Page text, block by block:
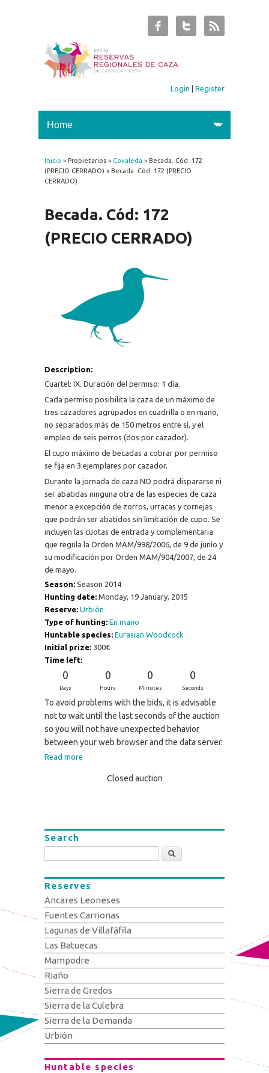
Login |Register
You are here
Inicio » Propietarios » Covaleda » Becada. Cód: 172
(PRECIO CERRADO) » Becada. Cód: 172 (PRECIO
CERRADO)
Becada. Cód: 172
(PRECIO CERRADO)
Description:
Cuartel: IX. Duración del permiso: 1 día.
Cada permiso posibilita la caza de un máximo de
tres cazadores agrupados en cuadrilla o en mano,
no separados más de 150 metros entre sí, y el
empleo de seis perros (dos por cazador).
El cupo máximo de becadas a cobrar por permiso
se fija en 3 ejemplares por cazador.
Durante la jornada de caza NO podrá dispararse ni
ser abatidas ninguna otra de las especies de caza
menor a excepción de zorros, urracas y cornejas
que podrán ser abatidos sin limitación de cupo. Se
incluyen las cuotas de entrada y complementaria
que regula la Orden MAM/998/2006, de 9 de junio y
su modificación por Orden MAM/904/2007, de 24
de mayo.
Season: Season 2014
Hunting date: Monday, 19 January, 2015
Reserve: Urbión
Type of hunting: En mano
Huntable species: Eurasian Woodcock
Initial prize: 300€
Time left:
0
Days
0
Hours
0
Minutes
0
Seconds
To avoid problems with the bids, it is advisable
not to wait until the last seconds of the auction
so you will not have unexpected behavior
between your web browser and the data server.
Read more
Closed auction
Search
Search
Reserves
Ancares Leoneses
Fuentes Carrionas
Lagunas de Villafáfila
Las Batuecas
Mampodre
Riaño
Sierra de Gredos
Sierra de la Culebra
Sierra de la Demanda
Urbión
Huntable species